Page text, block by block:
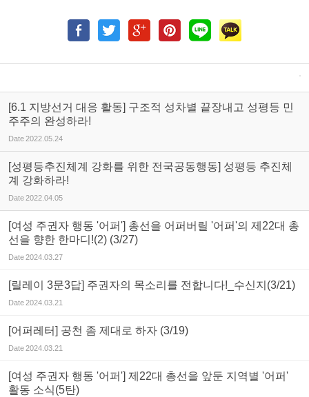
[6.1 지방선거 대응 활동] 구조적 성차별 끝장내고 성평등 민
주주의 완성하라!
Date2022.05.24
[성평등추진체계 강화를 위한 전국공동행동] 성평등 추진체
계 강화하라!
Date2022.04.05
[여성 주권자 행동 '어퍼'] 총선을 어퍼버릴 '어퍼'의 제22대 총
선을 향한 한마디!(2) (3/27)
Date2024.03.27
[릴레이 3문3답] 주권자의 목소리를 전합니다!_수신지(3/21)
Date2024.03.21
[어퍼레터] 공천 좀 제대로 하자 (3/19)
Date2024.03.21
[여성 주권자 행동 '어퍼'] 제22대 총선을 앞둔 지역별 '어퍼'
활동 소식(5탄)